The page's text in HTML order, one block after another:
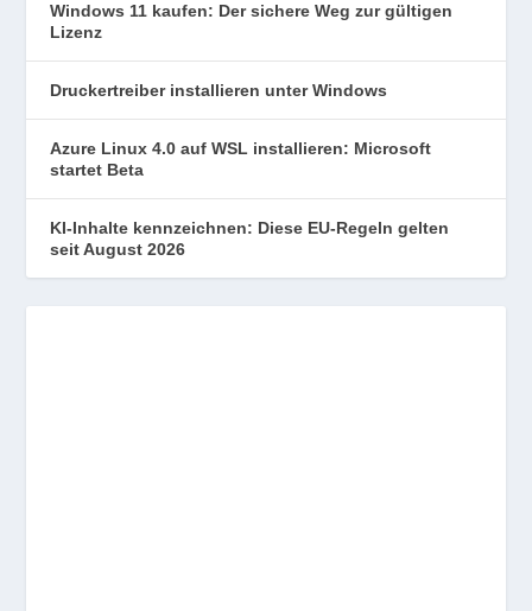
Windows 11 kaufen: Der sichere Weg zur gültigen
Lizenz
Druckertreiber installieren unter Windows
Azure Linux 4.0 auf WSL installieren: Microsoft
startet Beta
KI-Inhalte kennzeichnen: Diese EU-Regeln gelten
seit August 2026